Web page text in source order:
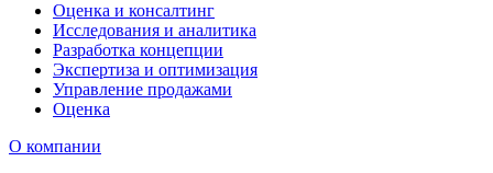
Оценка и консалтинг
Исследования и аналитика
Разработка концепции
Экспертиза и оптимизация
Управление продажами
Оценка
О компании